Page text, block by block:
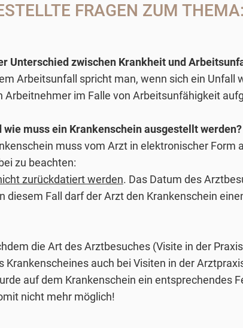
FRAGEN ZUM
Unterschied zwischen Krankheit und
Arbeitsunfall spricht man, wenn sich ein
Arbeitnehmer im Falle von Arbeitsunfähigkeit
wie muss ein Krankenschein ausgestellt werden?
muss vom Arzt in elektronischer
zu beachten:
zurückdatiert werden. Das Datum des
diesem Fall darf der Arzt den Krankenschein
die Art des Arztbesuches (Visite in der
Krankenscheines auch bei Visiten in der
auf dem Krankenschein ein entsprechendes
nicht mehr möglich!